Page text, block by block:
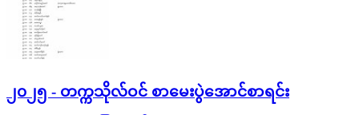
၂၀၂၅ - တက္ကသိုလ်ဝင် စာမေးပွဲအောင်စာရင်း